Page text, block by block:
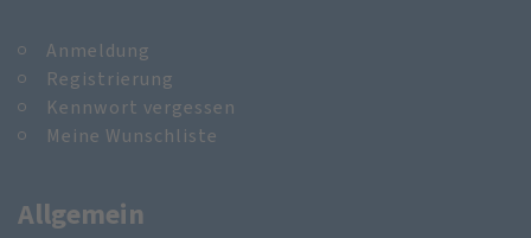
Anmeldung
Registrierung
Kennwort vergessen
Meine Wunschliste
Allgemein